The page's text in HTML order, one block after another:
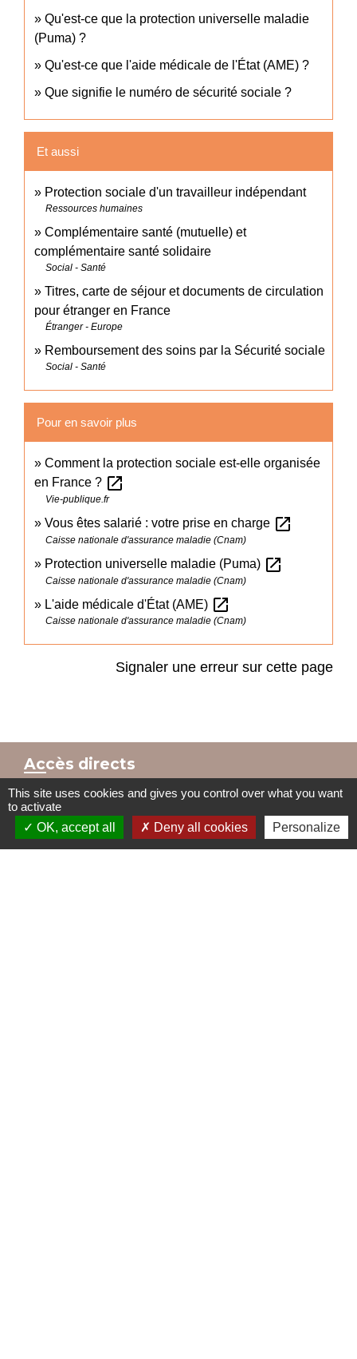
Qu'est-ce que la protection universelle maladie
(Puma) ?
Qu'est-ce que l'aide médicale de l'État (AME) ?
Que signifie le numéro de sécurité sociale ?
Et aussi
Protection sociale d'un travailleur indépendant
Ressources humaines
Complémentaire santé (mutuelle) et
complémentaire santé solidaire
Social - Santé
Titres, carte de séjour et documents de circulation
pour étranger en France
Étranger - Europe
Remboursement des soins par la Sécurité sociale
Social - Santé
Pour en savoir plus
Comment la protection sociale est-elle organisée
en France ? open_in_new
Vie-publique.fr
Vous êtes salarié : votre prise en charge open_in_new
Caisse nationale d'assurance maladie (Cnam)
Protection universelle maladie (Puma) open_in_new
Caisse nationale d'assurance maladie (Cnam)
L'aide médicale d'État (AME) open_in_new
Caisse nationale d'assurance maladie (Cnam)
Signaler une erreur sur cette page
Accès directs
BULLETIN MUNICIPAL MENU CANTINE
This site uses cookies and gives you control over what you want
to activate
OK, accept all
Deny all cookies Personalize